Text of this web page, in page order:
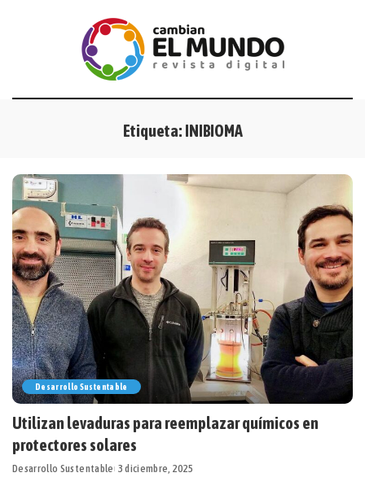
Etiqueta: INIBIOMA
Desarrollo Sustentable
Utilizan levaduras para reemplazar químicos en
protectores solares
Desarrollo Sustentable 3 diciembre, 2025